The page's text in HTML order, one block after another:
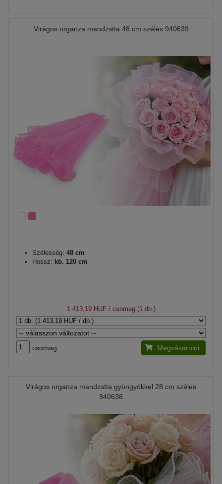
Virágos organza mandzstta 48 cm széles 940639
Szélesség: 48 cm
Hossz: kb. 120 cm
1 413,19 HUF/ csomag (1 db.)
csomag Megvásárolni
Virágos organza mandzstta gyöngyökkel 28 cm széles
940638